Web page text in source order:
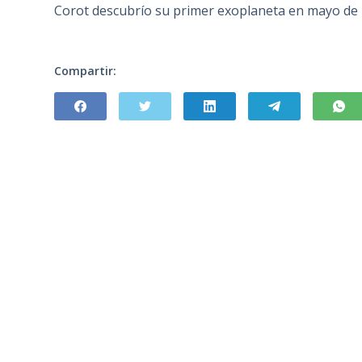
Corot descubrío su primer exoplaneta en mayo de
Compartir: